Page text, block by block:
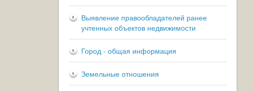
Выявление правообладателей ранее
учтенных объектов недвижимости
Город - общая информация
Земельные отношения